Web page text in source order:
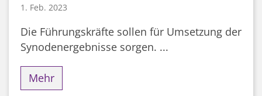
1. Feb. 2023
Die Führungskräfte sollen für Umsetzung der
Synodenergebnisse sorgen. ...
Mehr